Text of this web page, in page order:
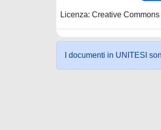
Licenza: Creative Commons
I documenti in UNITESI